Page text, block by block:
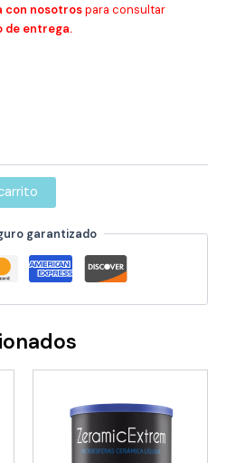
con nosotrospara consultar
de entrega.
garantizado